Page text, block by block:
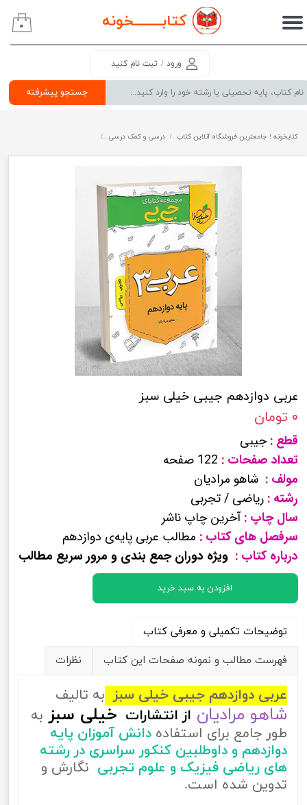
کتابــــــــخونه
جستجو پیشرفته
ورود / ثبت نام کنید
حساب کاربری من
سفارشات
۰
کتابخونه ! جامعترین فروشگاه آنلاین کتاب درسی و کمک درسی
عربی دوازدهم جیبی خیلی سبز
۰ تومان
قطع :جیبی
تعداد صفحات : 122 صفحه
مولف : شاهو مرادیان
رشته : ریاضی / تجربی
سال چاپ :آخرین چاپ ناشر
سرفصل های کتاب : مطالب عربی پایه‌ی دوازدهم
درباره کتاب : ویژه دوران جمع بندی و مرور سریع مطالب
افزودن به سبد خرید
توضیحات تکمیلی و معرفی کتاب
فهرست مطالب و نمونه صفحات این کتاب
نظرات
عربی دوازدهم جیبی خیلی سبز به تالیف
شاهو مرادیان از انتشارات خیلی سبز به
طور جامع برای استفاده دانش آموزان پایه
دوازدهم و داوطلبین کنکور سراسری در رشته
های ریاضی فیزیک و علوم تجربی نگارش و
تدوین شده است.